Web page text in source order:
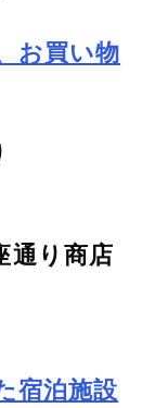
お買い物
通り商店
宿泊施設